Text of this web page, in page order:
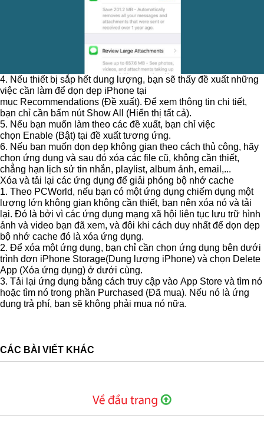
4. Nếu thiết bị sắp hết dung lượng, bạn sẽ thấy đề xuất những
việc cần làm để dọn dẹp iPhone tại
mục Recommendations (Đề xuất). Để xem thông tin chi tiết,
bạn chỉ cần bấm nút Show All
(Hiển thị tất cả).
5. Nếu bạn muốn làm theo các đề xuất, bạn chỉ việc
chọn Enable (Bật) tại đề xuất tương ứng.
6. Nếu bạn muốn dọn dẹp không gian theo cách thủ công, hãy
chọn ứng dụng và sau đó xóa các file cũ, không cần thiết,
chẳng hạn lịch sử tin nhắn, playlist, album ảnh, email,...
Xóa và tải lại các ứng dụng để giải phóng bộ nhớ cache
1. Theo PCWorld, nếu bạn có một ứng dụng chiếm dụng một
lượng lớn không gian không cần thiết, bạn nên xóa nó và tải
lại. Đó là bởi vì các ứng dụng mạng xã hội liên tục lưu trữ hình
ảnh và video bạn đã xem, và đôi khi cách duy nhất để dọn dẹp
bộ nhớ cache đó là xóa ứng dụng.
2. Để xóa một ứng dụng, bạn chỉ cần chọn ứng dụng bên dưới
trình đơn iPhone Storage(Dung lượng iPhone) và chọn Delete
App (Xóa ứng dụng) ở dưới cùng.
3. Tải lại ứng dụng bằng cách truy cập vào App Store và tìm nó
hoặc tìm nó trong phần Purchased (Đã mua). Nếu nó là ứng
dụng trả phí, bạn sẽ không phải mua nó nữa.
CÁC BÀI VIẾT KHÁC